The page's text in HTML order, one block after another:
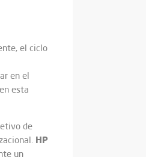
el ciclo
en el
esta
de
HP
un